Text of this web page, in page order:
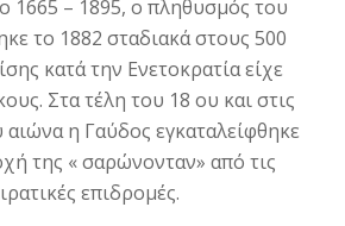
1665 – 1895, ο πληθυσμός του
το 1882 σταδιακά στους 500
κατά την Ενετοκρατία είχε
Στα τέλη του 18 ου και στις
η Γαύδος εγκαταλείφθηκε
της « σαρώνονταν» από τις
επιδρομές.